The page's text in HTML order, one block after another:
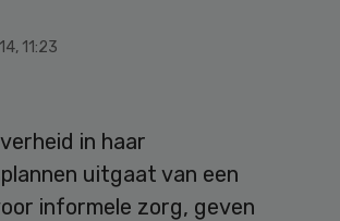
, 11:23
in haar
uitgaat van een
informele zorg, geven